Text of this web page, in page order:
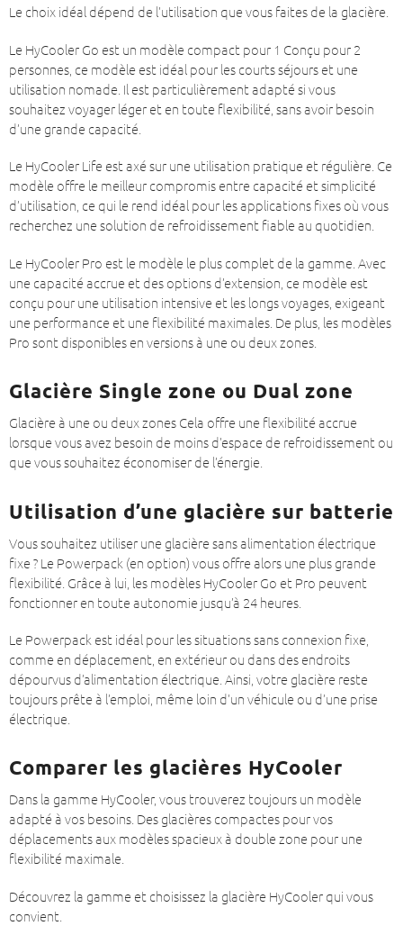
Le choix idéal dépend de l’utilisation que vous faites de la glacière.
Le HyCooler Go est un modèle compact pour 1 Conçu pour 2
personnes, ce modèle est idéal pour les courts séjours et une
utilisation nomade. Il est particulièrement adapté si vous
souhaitez voyager léger et en toute flexibilité, sans avoir besoin
d’une grande capacité.
Le HyCooler Life est axé sur une utilisation pratique et régulière. Ce
modèle offre le meilleur compromis entre capacité et simplicité
d’utilisation, ce qui le rend idéal pour les applications fixes où vous
recherchez une solution de refroidissement fiable au quotidien.
Le HyCooler Pro est le modèle le plus complet de la gamme. Avec
une capacité accrue et des options d’extension, ce modèle est
conçu pour une utilisation intensive et les longs voyages, exigeant
une performance et une flexibilité maximales. De plus, les modèles
Pro sont disponibles en versions à une ou deux zones.
Glacière Single zone ou Dual zone
Glacière à une ou deux zones Cela offre une flexibilité accrue
lorsque vous avez besoin de moins d’espace de refroidissement ou
que vous souhaitez économiser de l’énergie.
Utilisation d’une glacière sur batterie
Vous souhaitez utiliser une glacière sans alimentation électrique
fixe ? Le Powerpack (en option) vous offre alors une plus grande
flexibilité. Grâce à lui, les modèles HyCooler Go et Pro peuvent
fonctionner en toute autonomie jusqu’à 24 heures.
Le Powerpack est idéal pour les situations sans connexion fixe,
comme en déplacement, en extérieur ou dans des endroits
dépourvus d’alimentation électrique. Ainsi, votre glacière reste
toujours prête à l’emploi, même loin d’un véhicule ou d’une prise
électrique.
Comparer les glacières HyCooler
Dans la gamme HyCooler, vous trouverez toujours un modèle
adapté à vos besoins. Des glacières compactes pour vos
déplacements aux modèles spacieux à double zone pour une
flexibilité maximale.
Découvrez la gamme et choisissez la glacière HyCooler qui vous
convient.